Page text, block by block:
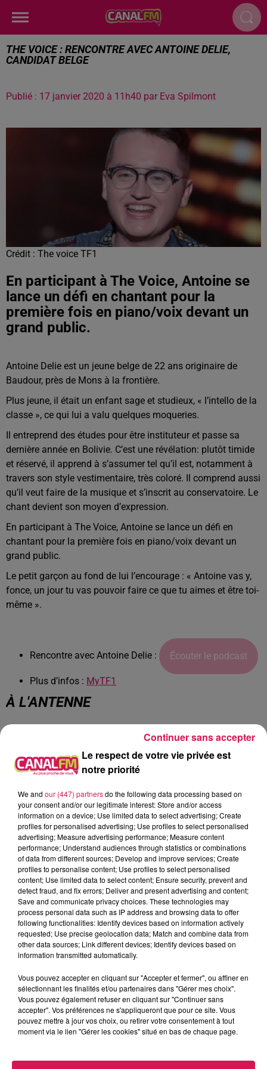
THE VOICE : RENCONTRE AVEC ANTOINE DELIE,
CANDIDAT BELGE
Publié : 17 janvier 2020 à 11h40 par Eva Spilmont
Crédit : The voice TF1
En participant à The Voice, Antoine se
lance un défi en chantant pour la
première fois en piano/voix devant un
grand public.
Antoine Delie est un jeune belge de 22 ans originaire de
Baudour, près de Mons à la frontière.
Plus jeune, il était un enfant sage et studieux, « l’intello de la
classe », ce qui lui a valu quelques moqueries.
Il entreprend des études pour être instituteur et passe sa
dernière année en Bolivie. C’est une révélation: plutôt timide
et réservé, il apprend à s’assumer tel qu’il est, notamment à
travers son style vestimentaire, très coloré. Il comprend aussi
qu’il veut faire de la musique et s’inscrit au conservatoire. Le
chant devient son moyen d’expression.
En participant à The Voice, Antoine se lance un défi en
chantant pour la première fois en piano/voix devant un
grand public.
Le petit garçon au fond de lui l’encourage : « Antoine vas y,
fonce, un jour tu vas pouvoir faire ce que tu aimes et être toi-
même ».
Rencontre avec Antoine Delie : Écouter le podcast
Plus d’infos : MyTF1
À L'ANTENNE
9h00 - 13h00
la ligne des auditeurs
Le respect de votre vie privée est
notre priorité
We and our (447) partnersdo the following data processing based on
your consent and/or our legitimate interest: Store and/or access
information on a device; Use limited data to select advertising; Create
profiles for personalised advertising; Use profiles to select personalised
advertising; Measure advertising performance; Measure content
performance; Understand audiences through statistics or combinations
of data from different sources; Develop and improve services; Create
profiles to personalise content; Use profiles to select personalised
content; Use limited data to select content; Ensure security, prevent and
detect fraud, and fix errors; Deliver and present advertising and content;
Save and communicate privacy choices. These technologies may
process personal data such as IP address and browsing data to offer
following functionalities: Identify devices based on information actively
requested; Use precise geolocation data; Match and combine data from
other data sources; Link different devices; Identify devices based on
information transmitted automatically.
Vous pouvez accepter en cliquant sur "Accepter et fermer", ou affiner en
sélectionnant les finalités et/ou partenaires dans "Gérer mes choix".
Vous pouvez également refuser en cliquant sur "Continuer sans
accepter". Vos préférences ne s'appliqueront que pour ce site. Vous
pouvez mettre à jour vos choix, ou retirer votre consentement à tout
moment via le lien "Gérer les cookies" situé en bas de chaque page.
Continuer sans accepter